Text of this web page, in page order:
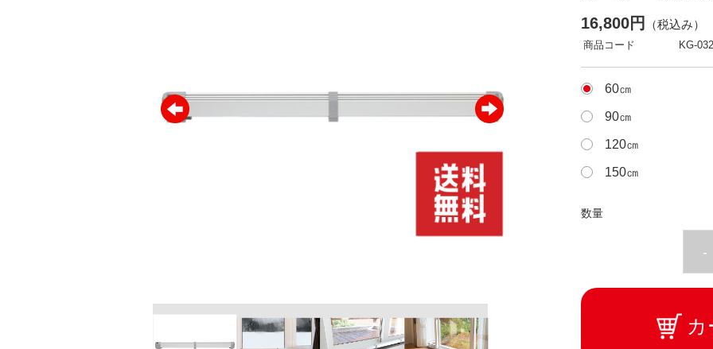
16,800円 （税込み）
商品コード KG-
60㎝
90㎝
120㎝
150㎝
数量
-